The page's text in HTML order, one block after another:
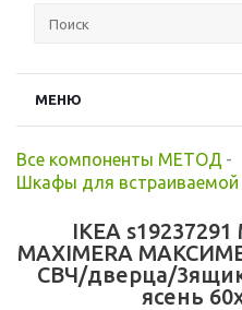
МЕНЮ
Все компоненты МЕТОД -
Шкафы для
IKEA
MAXIMERA
СВЧ/дверца/
ясень